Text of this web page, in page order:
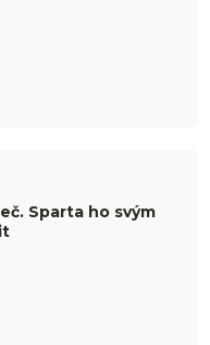
Sparta ho svým